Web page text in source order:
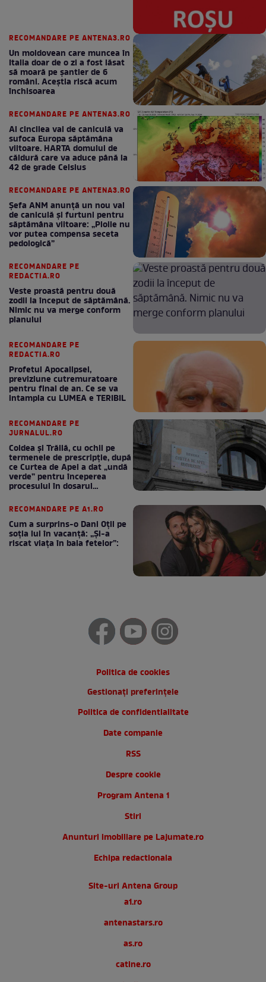
RECOMANDARE PE ANTENA3.RO
Un moldovean care muncea în
Italia doar de o zi a fost lăsat
să moară pe şantier de 6
români. Aceștia riscă acum
închisoarea
RECOMANDARE PE ANTENA3.RO
Al cincilea val de caniculă va
sufoca Europa săptămâna
viitoare. HARTA domului de
căldură care va aduce până la
42 de grade Celsius
RECOMANDARE PE ANTENA3.RO
Șefa ANM anunță un nou val
de caniculă și furtuni pentru
săptămâna viitoare: „Ploile nu
vor putea compensa seceta
pedologică”
RECOMANDARE PE
REDACTIA.RO
Veste proastă pentru două
zodii la început de săptămână.
Nimic nu va merge conform
planului
RECOMANDARE PE
REDACTIA.RO
Profetul Apocalipsei,
previziune cutremuratoare
pentru final de an. Ce se va
intampla cu LUMEA e TERIBIL
RECOMANDARE PE
JURNALUL.RO
Coldea și Trăilă, cu ochii pe
termenele de prescripție, după
ce Curtea de Apel a dat „undă
verde” pentru începerea
procesului în dosarul
RECOMANDARE PE A1.RO
Cum a surprins-o Dani Oțil pe
soția lui în vacanță: „Și-a
riscat viața în baia fetelor”:
Politica de cookies
Gestionați preferințele
Politica de confidentialitate
Date companie
RSS
Despre cookie
Program Antena 1
Stiri
Anunturi imobiliare pe Lajumate.ro
Echipa redactionala
Site-uri Antena Group
a1.ro
antenastars.ro
as.ro
catine.ro